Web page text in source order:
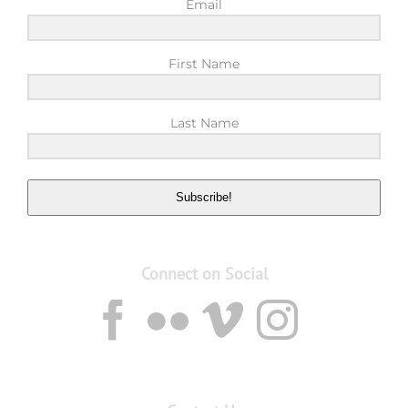
Email
First Name
Last Name
Subscribe!
Connect on Social